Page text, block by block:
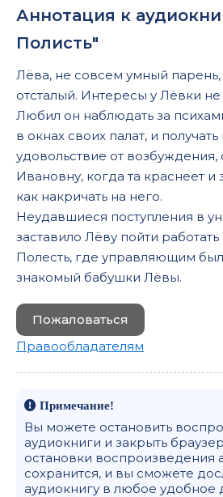
Аннотация к
Полисть"
Лёва, не совсем умный
отсталый. Интересы у Лёвки
Любил он наблюдать за
в окнах своих палат, и
удовольствие от
Ивановну, когда та краснеет и
как накричать на него.
Неудавшиеся поступления в
заставило Лёву пойти
Полесть, где управляющим
знакомый бабушки Лёвы.
Пожаловаться
Правообладателям
Примечание!
Вы можете остановить
аудиокниги и закрыть
остановки воспроизведения
сохранится, и вы сможете
аудиокнигу в любое удобное